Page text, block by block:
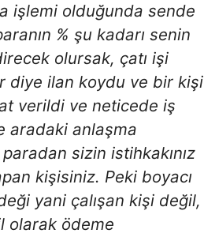
işlemi olduğunda sende
% şu kadarı senin
olursak, çatı işi
diye ilan koydu ve bir kişi
verildi ve neticede iş
aradaki anlaşma
sizin istihkakınız
kişisiniz. Peki boyacı
yani çalışan kişi değil,
olarak ödeme